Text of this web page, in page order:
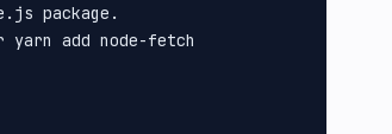
package.
add node-fetch